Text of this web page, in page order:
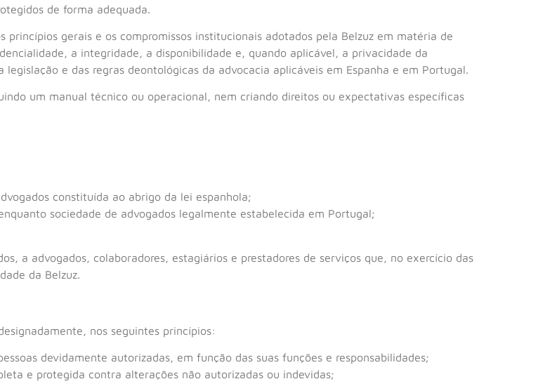
de forma adequada.
gerais e os compromissos institucionais adotados pela Belzuz em matéria de
a integridade, a disponibilidade e, quando aplicável, a privacidade da
e das regras deontológicas da advocacia aplicáveis em Espanha e em Portugal.
um manual técnico ou operacional, nem criando direitos ou expectativas específicas
constituída ao abrigo da lei espanhola;
sociedade de advogados legalmente estabelecida em Portugal;
a advogados, colaboradores, estagiários e prestadores de serviços que, no exercício das
da Belzuz.
nos seguintes princípios:
devidamente autorizadas, em função das suas funções e responsabilidades;
e protegida contra alterações não autorizadas ou indevidas;